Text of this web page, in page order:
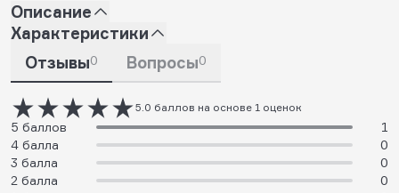
Описание
Характеристики
Отзывы0 Вопросы0
5.0 баллов на основе 1 оценок
5 баллов
1
4 балла
0
3 балла
0
2 балла
0